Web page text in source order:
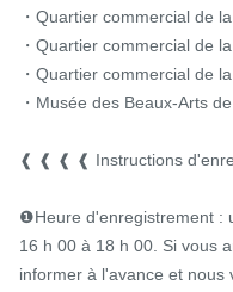
・Quartier commercial de
・Quartier commercial de
・Quartier commercial de
・Musée des Beaux-Arts
❰ ❰ ❰ ❰ Instructions
❶Heure d'enregistrement :
16 h 00 à 18 h 00. Si vous
informer à l'avance et nous